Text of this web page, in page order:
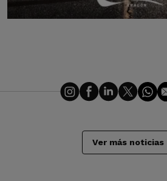
Ver más noticias